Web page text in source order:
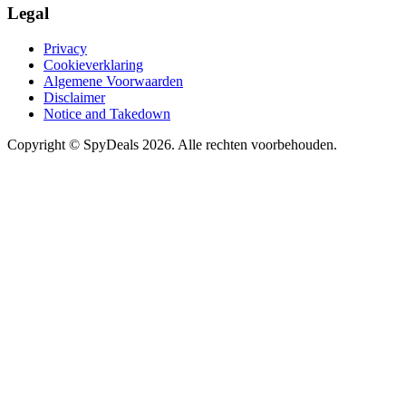
Legal
Privacy
Cookieverklaring
Algemene Voorwaarden
Disclaimer
Notice and Takedown
Copyright © SpyDeals 2026. Alle rechten voorbehouden.